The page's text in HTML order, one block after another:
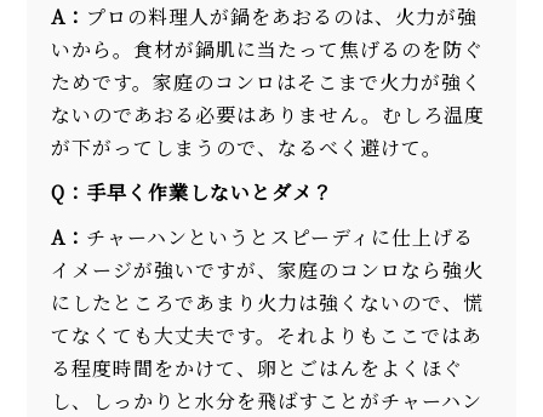
A： プロの料理人が鍋をあおるのは、火力が強
いから。食材が鍋肌に当たって焦げるのを防ぐ
ためです。家庭のコンロはそこまで火力が強く
ないのであおる必要はありません。むしろ温度
が下がってしまうので、なるべく避けて。
Q：手早く作業しないとダメ？
A： チャーハンというとスピーディに仕上げる
イメージが強いですが、家庭のコンロなら強火
にしたところであまり火力は強くないので、慌
てなくても大丈夫です。それよりもここではあ
る程度時間をかけて、卵とごはんをよくほぐ
し、しっかりと水分を飛ばすことがチャーハン